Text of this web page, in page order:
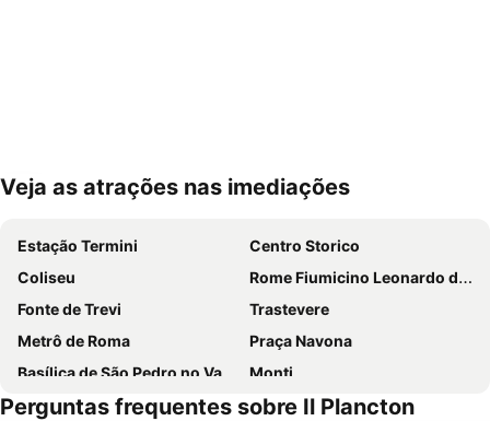
Ampliar mapa
Veja as atrações nas imediações
Estação Termini
Centro Storico
Coliseu
Rome Fiumicino Leonardo da Vinci International Airport
Fonte de Trevi
Trastevere
Metrô de Roma
Praça Navona
Basílica de São Pedro no Vaticano
Monti
Termini Metro Station
Praça de Espanha
Perguntas frequentes sobre Il Plancton